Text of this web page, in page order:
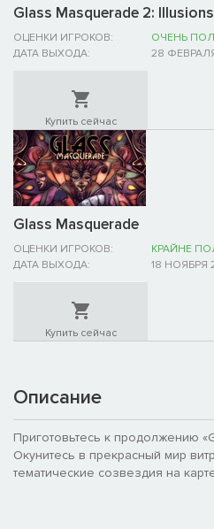
Glass Masquerade 2: Illusions
ОЦЕНКИ ИГРОКОВ:
ОЧЕНЬ
ДАТА ВЫХОДА:
28
Купить сейчас
Glass Masquerade
ОЦЕНКИ ИГРОКОВ:
КРАЙНЕ
ДАТА ВЫХОДА:
18 НОЯБРЯ
Купить сейчас
Описание
Приготовьтесь к продолжению
Окунитесь в прекрасный мир
тематические созвездия на